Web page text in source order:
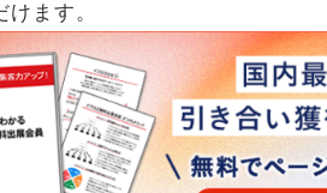
ます。